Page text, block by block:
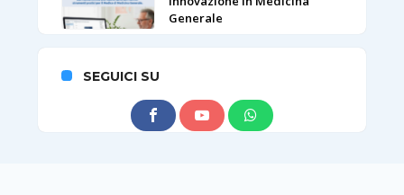
Generale
SEGUICI SU